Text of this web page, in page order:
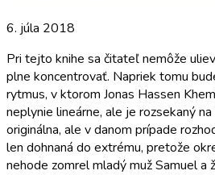
6. júla 2018
Pri tejto knihe sa čitateľ nemôže
plne koncentrovať. Napriek tomu
rytmus, v ktorom Jonas Hassen
neplynie lineárne, ale je rozsekaný
originálna, ale v danom prípade
len dohnaná do extrému, pretože
nehode zomrel mladý muž Samuel a